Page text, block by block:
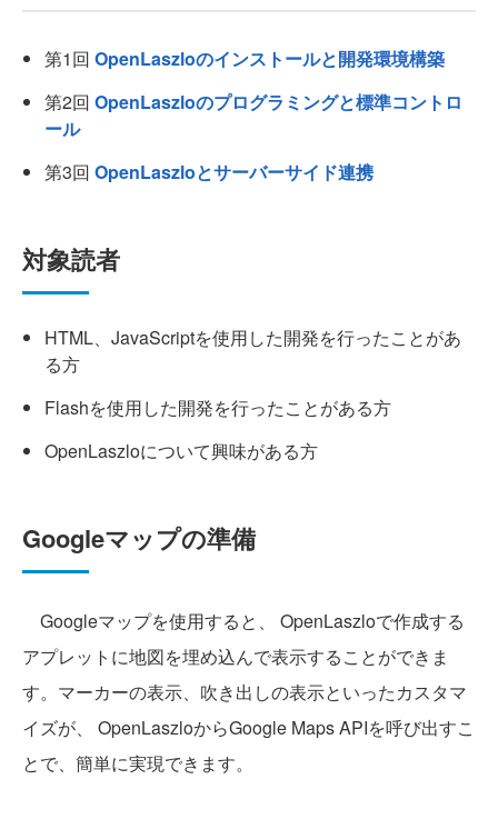
第1回 OpenLaszloのインストールと開発環境構築
第2回 OpenLaszloのプログラミングと標準コントロ
ール
第3回 OpenLaszloとサーバーサイド連携
対象読者
HTML、JavaScriptを使用した開発を行ったことがあ
る方
Flashを使用した開発を行ったことがある方
OpenLaszloについて興味がある方
Googleマップの準備
Googleマップを使用すると、 OpenLaszloで作成する
アプレットに地図を埋め込んで表示することができま
す。マーカーの表示、吹き出しの表示といったカスタマ
イズが、 OpenLaszloからGoogle Maps APIを呼び出すこ
とで、簡単に実現できます。